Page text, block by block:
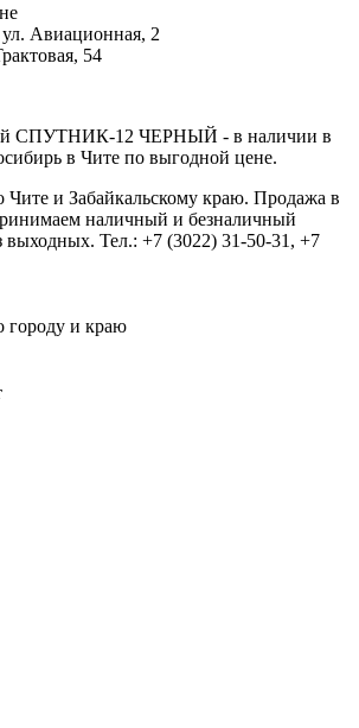
ул. Авиационная, 2
54
СПУТНИК-12 ЧЕРНЫЙ - в наличии в
в Чите по выгодной цене.
Чите и Забайкальскому краю. Продажа в
наличный и безналичный
выходных. Тел.: +7 (3022) 31-50-31, +7
городу и краю